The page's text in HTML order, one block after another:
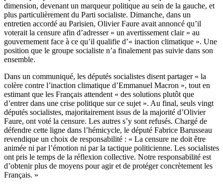
dimension, devenant un marqueur politique au sein de la gauche, et
plus particulièrement du Parti socialiste. Dimanche, dans un
entretien accordé au Parisien, Olivier Faure avait annoncé qu’il
voterait la censure afin d’adresser « un avertissement clair » au
gouvernement face à ce qu’il qualifie d’« inaction climatique ». Une
position que le groupe socialiste n’a finalement pas suivie dans son
ensemble.
Dans un communiqué, les députés socialistes disent partager « la
colère contre l’inaction climatique d’Emmanuel Macron », tout en
estimant que les Français attendent « des solutions plutôt que
d’entrer dans une crise politique sur ce sujet ». Au final, seuls vingt
députés socialistes, majoritairement issus de la majorité d’Olivier
Faure, ont voté la censure. Les autres s’y sont refusés. Chargé de
défendre cette ligne dans l’hémicycle, le député Fabrice Barusseau
revendique un choix de responsabilité : « La censure ne doit être
animée ni par l’émotion ni par la tactique politicienne. Les socialistes
ont pris le temps de la réflexion collective. Notre responsabilité est
d’obtenir plus de moyens pour agir et de protéger concrètement les
Français. »